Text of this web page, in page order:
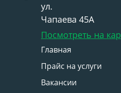
ул.
Чапаева 45А
Посмотреть на
Главная
Прайс на услуги
Вакансии